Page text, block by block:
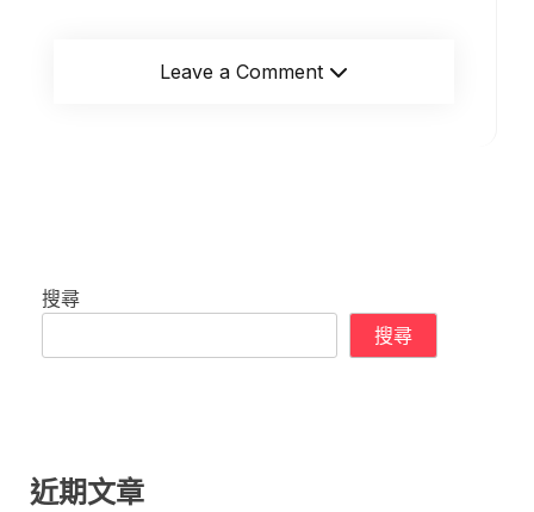
Leave a Comment
搜尋
搜尋
近期文章